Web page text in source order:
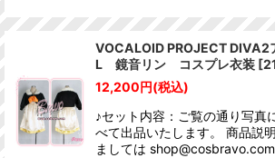
VOCALOID PROJECT DIVA2
L 鏡音リン コスプレ衣装 [
12,200円(税込)
♪セット内容：ご覧の通り写真
べて出品いたします。 商品説
ましては